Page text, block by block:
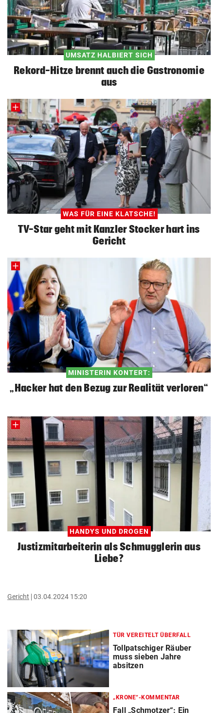
UMSATZ HALBIERT SICH
Rekord-Hitze brennt auch die Gastronomie
aus
WAS FÜR EINE KLATSCHE!
TV-Star geht mit Kanzler Stocker hart ins
Gericht
MINISTERIN KONTERT:
„Hacker hat den Bezug zur Realität verloren“
HANDYS UND DROGEN
Justizmitarbeiterin als Schmugglerin aus
Liebe?
Gericht 03.04.2024 15:20
TÜR VEREITELT ÜBERFALL
Tollpatschiger Räuber
muss sieben Jahre
absitzen
„KRONE“-KOMMENTAR
Fall „Schmotzer“: Ein